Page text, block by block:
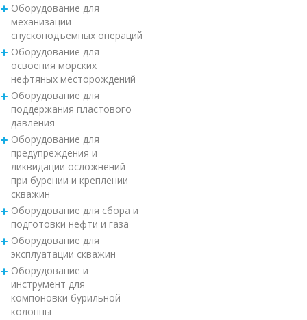
Оборудование для
механизации
спускоподъемных операций
Оборудование для
освоения морских
нефтяных месторождений
Оборудование для
поддержания пластового
давления
Оборудование для
предупреждения и
ликвидации осложнений
при бурении и креплении
скважин
Оборудование для сбора и
подготовки нефти и газа
Оборудование для
эксплуатации скважин
Оборудование и
инструмент для
компоновки бурильной
колонны